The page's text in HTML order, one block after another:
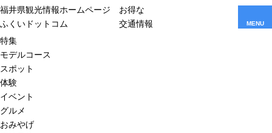
福井県観光情報ホームページ
ふくいドットコム
お得な
交通情報
MENU
特集
モデルコース
スポット
体験
イベント
グルメ
おみやげ